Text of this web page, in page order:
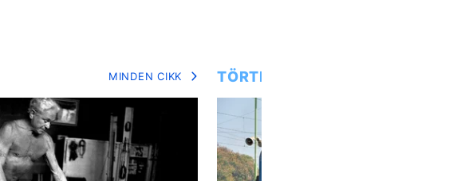
MINDEN CIKK TÖRTÉNETEK